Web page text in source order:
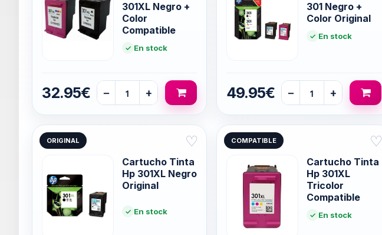
301XL Negro +
Color
Compatible
En stock
32.95€ − +
301 Negro +
Color Original
En stock
49.95€ − +
ORIGINAL ♡
Cartucho Tinta
Hp 301XL Negro
Original
En stock
COMPATIBLE ♡
Cartucho Tinta
Hp 301XL
Tricolor
Compatible
En stock